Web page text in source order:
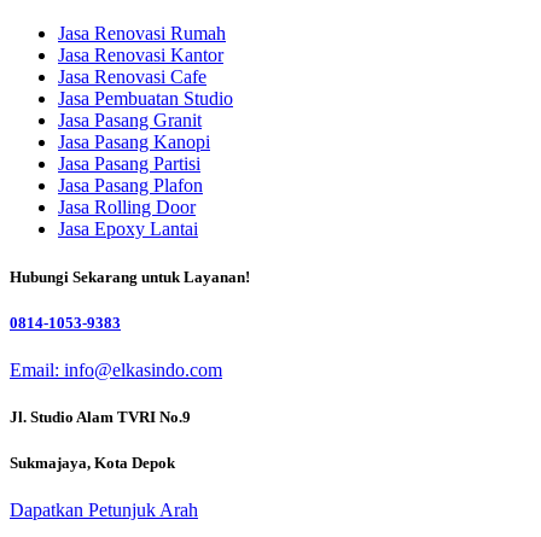
Jasa Renovasi Rumah
Jasa Renovasi Kantor
Jasa Renovasi Cafe
Jasa Pembuatan Studio
Jasa Pasang Granit
Jasa Pasang Kanopi
Jasa Pasang Partisi
Jasa Pasang Plafon
Jasa Rolling Door
Jasa Epoxy Lantai
Hubungi Sekarang untuk Layanan!
0814-1053-9383
Email: info@elkasindo.com
Jl. Studio Alam TVRI No.9
Sukmajaya, Kota Depok
Dapatkan Petunjuk Arah